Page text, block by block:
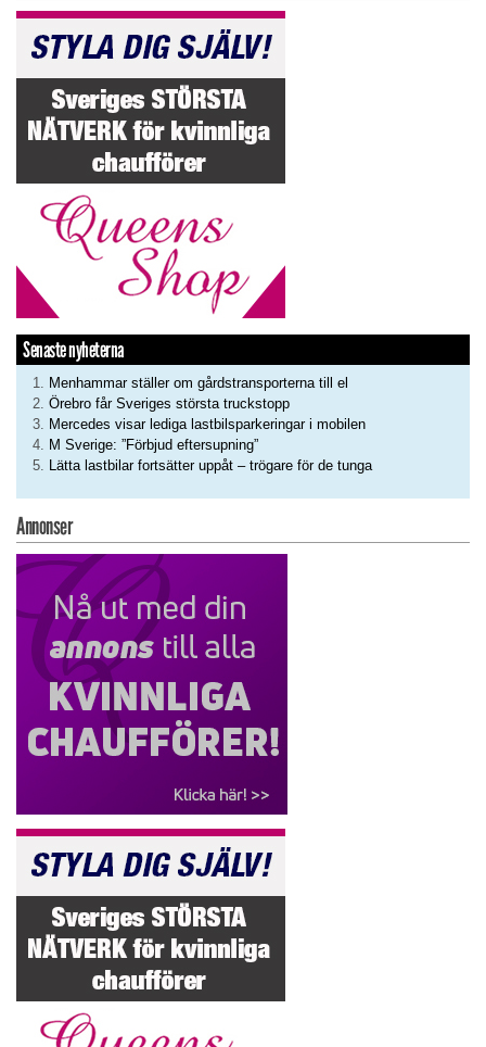
Senaste nyheterna
Menhammar ställer om gårdstransporterna till el
Örebro får Sveriges största truckstopp
Mercedes visar lediga lastbilsparkeringar i mobilen
M Sverige: ”Förbjud eftersupning”
Lätta lastbilar fortsätter uppåt – trögare för de tunga
Annonser